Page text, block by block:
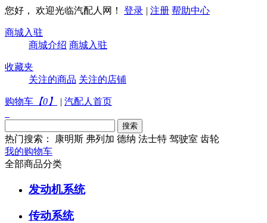
您好， 欢迎光临汽配人网！ 登录 | 注册 帮助中心
商城入驻
商城介绍 商城入驻
收藏夹
关注的商品 关注的店铺
购物车 【0 】 | 汽配人首页
热门搜索： 康明斯 弗列加 德纳 法士特 驾驶室 齿轮
我的购物车
全部商品分类
发动机系统
传动系统